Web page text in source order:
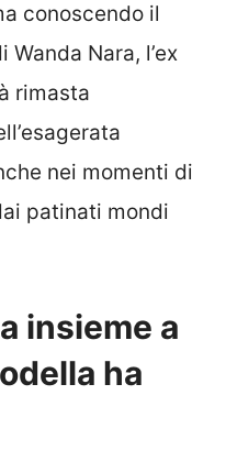
conoscendo il
Nara, l’ex
rimasta
nei momenti di
patinati mondi
insieme a
ha